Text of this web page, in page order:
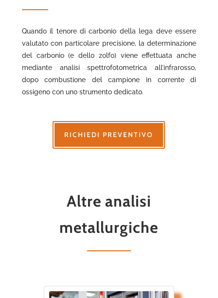
Quando il tenore di carbonio della lega deve essere
valutato con particolare precisione, la determinazione
del carbonio (e dello zolfo) viene effettuata anche
mediante analisi spettrofotometrica all’infrarosso,
dopo combustione del campione in corrente di
ossigeno con uno strumento dedicato.
RICHIEDI PREVENTIVO
Altre analisi
metallurgiche